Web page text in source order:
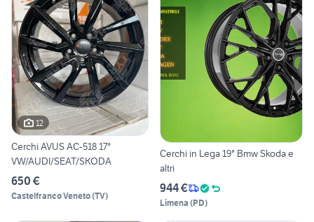
12
Cerchi AVUS AC-518 17"
VW/AUDI/SEAT/SKODA
650 €
Castelfranco Veneto(TV)
Cerchi in Lega 19" Bmw Skoda e
altri
944 €
Limena (PD)